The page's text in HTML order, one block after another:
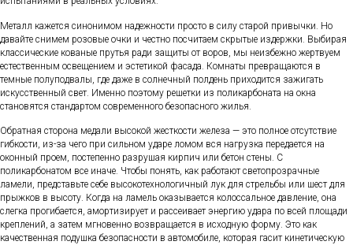
Металл кажется синонимом надежности просто в силу старой привычки. Но
давайте снимем розовые очки и честно посчитаем скрытые издержки. Выбирая
классические кованые прутья ради защиты от воров, мы неизбежно жертвуем
естественным освещением и эстетикой фасада. Комнаты превращаются в
темные полуподвалы, где даже в солнечный полдень приходится зажигать
искусственный свет. Именно поэтому решетки из поликарбоната на окна
становятся стандартом современного безопасного жилья.
Обратная сторона медали высокой жесткости железа — это полное отсутствие
гибкости, из-за чего при сильном ударе ломом вся нагрузка передается на
оконный проем, постепенно разрушая кирпич или бетон стены. С
поликарбонатом все иначе. Чтобы понять, как работают светопрозрачные
ламели, представьте себе высокотехнологичный лук для стрельбы или шест для
прыжков в высоту. Когда на ламель оказывается колоссальное давление, она
слегка прогибается, амортизирует и рассеивает энергию удара по всей площади
креплений, а затем мгновенно возвращается в исходную форму. Это как
качественная подушка безопасности в автомобиле, которая гасит кинетическую